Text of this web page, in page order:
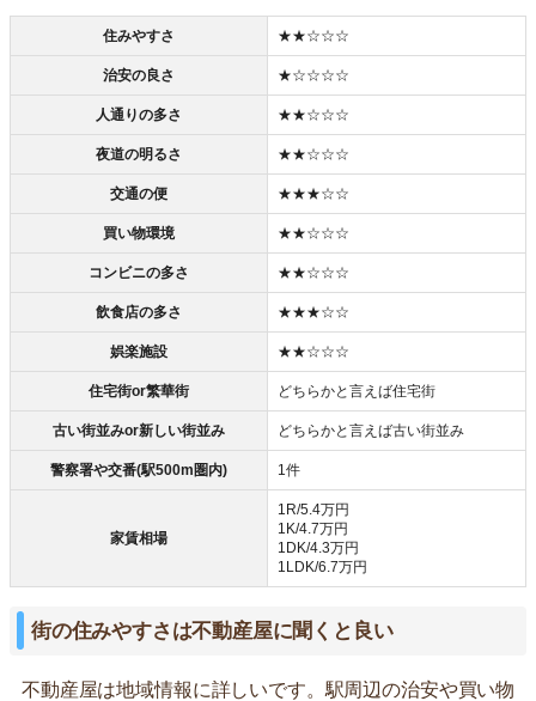
住みやすさ ★★☆☆☆
治安の良さ ★☆☆☆☆
人通りの多さ ★★☆☆☆
夜道の明るさ ★★☆☆☆
交通の便 ★★★☆☆
買い物環境 ★★☆☆☆
コンビニの多さ ★★☆☆☆
飲食店の多さ ★★★☆☆
娯楽施設 ★★☆☆☆
住宅街or繁華街 どちらかと言えば住宅街
古い街並みor新しい街並み どちらかと言えば古い街並み
警察署や交番(駅500m圏内) 1件
家賃相場
1R/5.4万円
1K/4.7万円
1DK/4.3万円
1LDK/6.7万円
街の住みやすさは不動産屋に聞くと良い
不動産屋は地域情報に詳しいです。駅周辺の治安や買い物